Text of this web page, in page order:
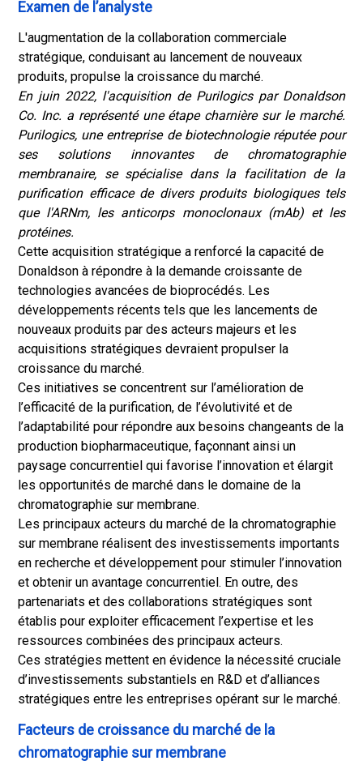
Examen de l’analyste
L'augmentation de la collaboration commerciale
stratégique, conduisant au lancement de nouveaux
produits, propulse la croissance du marché.
En juin 2022, l'acquisition de Purilogics par Donaldson
Co. Inc. a représenté une étape charnière sur le marché.
Purilogics, une entreprise de biotechnologie réputée pour
ses solutions innovantes de chromatographie
membranaire, se spécialise dans la facilitation de la
purification efficace de divers produits biologiques tels
que l'ARNm, les anticorps monoclonaux (mAb) et les
protéines.
Cette acquisition stratégique a renforcé la capacité de
Donaldson à répondre à la demande croissante de
technologies avancées de bioprocédés. Les
développements récents tels que les lancements de
nouveaux produits par des acteurs majeurs et les
acquisitions stratégiques devraient propulser la
croissance du marché.
Ces initiatives se concentrent sur l’amélioration de
l’efficacité de la purification, de l’évolutivité et de
l’adaptabilité pour répondre aux besoins changeants de la
production biopharmaceutique, façonnant ainsi un
paysage concurrentiel qui favorise l’innovation et élargit
les opportunités de marché dans le domaine de la
chromatographie sur membrane.
Les principaux acteurs du marché de la chromatographie
sur membrane réalisent des investissements importants
en recherche et développement pour stimuler l’innovation
et obtenir un avantage concurrentiel. En outre, des
partenariats et des collaborations stratégiques sont
établis pour exploiter efficacement l’expertise et les
ressources combinées des principaux acteurs.
Ces stratégies mettent en évidence la nécessité cruciale
d’investissements substantiels en R&D et d’alliances
stratégiques entre les entreprises opérant sur le marché.
Facteurs de croissance du marché de la
chromatographie sur membrane